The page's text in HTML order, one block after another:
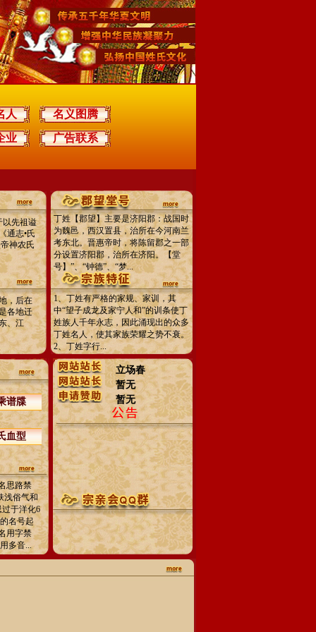
人
名义图腾
业
广告联系
以先祖谥
通志•氏
神农氏
，后在
各地迁
、江
丁姓【郡望】主要是济阳郡：战国时
为魏邑，西汉置县，治所在今河南兰
考东北。晋惠帝时，将陈留郡之一部
分设置济阳郡，治所在济阳。【堂
号】”、“钟德”、“梦...
1、丁姓有严格的家规、家训，其
中“望子成龙及家宁人和”的训条使丁
姓族人千年永志，因此涌现出的众多
丁姓名人，使其家族荣耀之势不衰。
2、丁姓字行...
谱牒
血型
思路禁
浅俗气和
于洋化6
名号起
用字禁
多音...
立场春
暂无
暂无